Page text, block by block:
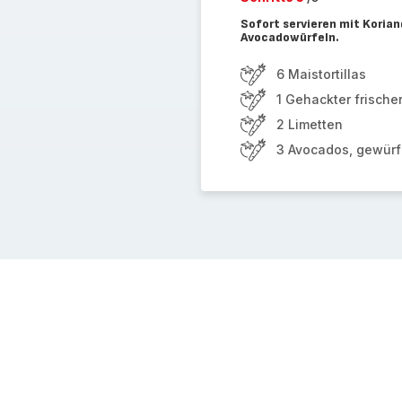
Sofort servieren mit
Avocadowürfeln.
6 Maistortillas
1 Gehackter
2 Limetten
3 Avocados,